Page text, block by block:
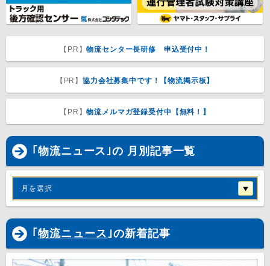
【PR】物流センター長研修 申込受付中！
【PR】協力会社募集中です！【物流掲示板】
【PR】物流メルマガ登録受付中【無料！】
｢物流ニュース｣の 月別記事一覧
月を選択
｢ 物流ニュース｣の新着記事